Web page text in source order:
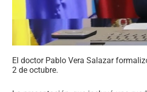
El doctor Pablo Vera Salazar
2 de octubre.